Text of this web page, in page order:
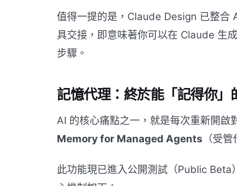
值得一提的是，Claude Design 已整
具交接，即意味著你可以在 Claude 生
步驟。
記憶代理：終於能「記得你」
AI 的核心痛點之一，就是每次重新開
Memory for Managed Agents （受
此功能現已進入公開測試（Public Beta